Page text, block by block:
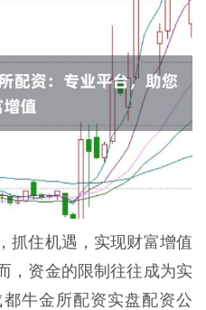
抓住机遇，实现财富增值
，资金的限制往往成为实
牛金所配资实盘配资公